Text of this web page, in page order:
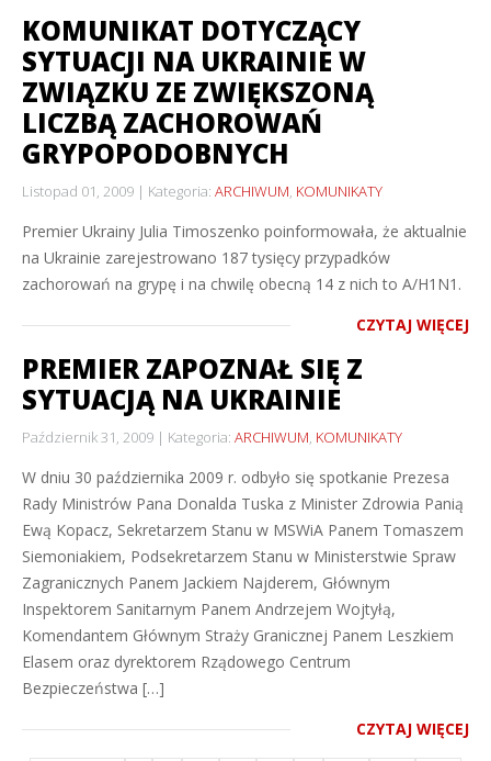
KOMUNIKAT DOTYCZĄCY
SYTUACJI NA UKRAINIE W
ZWIĄZKU ZE ZWIĘKSZONĄ
LICZBĄ ZACHOROWAŃ
GRYPOPODOBNYCH
Listopad 01, 2009 Kategoria: ARCHIWUM, KOMUNIKATY
Premier Ukrainy Julia Timoszenko poinformowała, że aktualnie
na Ukrainie zarejestrowano 187 tysięcy przypadków
zachorowań na grypę i na chwilę obecną 14 z nich to A/H1N1.
CZYTAJ WIĘCEJ
PREMIER ZAPOZNAŁ SIĘ Z
SYTUACJĄ NA UKRAINIE
Październik 31, 2009 Kategoria: ARCHIWUM, KOMUNIKATY
W dniu 30 października 2009 r. odbyło się spotkanie Prezesa
Rady Ministrów Pana Donalda Tuska z Minister Zdrowia Panią
Ewą Kopacz, Sekretarzem Stanu w MSWiA Panem Tomaszem
Siemoniakiem, Podsekretarzem Stanu w Ministerstwie Spraw
Zagranicznych Panem Jackiem Najderem, Głównym
Inspektorem Sanitarnym Panem Andrzejem Wojtyłą,
Komendantem Głównym Straży Granicznej Panem Leszkiem
Elasem oraz dyrektorem Rządowego Centrum
Bezpieczeństwa […]
CZYTAJ WIĘCEJ